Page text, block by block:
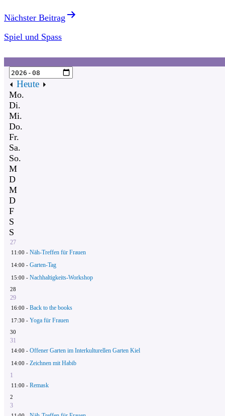
Nächster Beitrag
Spiel und Spass
Heute
Mo.
Di.
Mi.
Do.
Fr.
Sa.
So.
M
D
M
D
F
S
S
27
11:00 - Näh-Treffen für Frauen
14:00 - Garten-Tag
15:00 - Nachhaltigkeits-Workshop
28
29
16:00 - Back to the books
17:30 - Yoga für Frauen
30
31
14:00 - Offener Garten im Interkulturellen Garten Kiel
14:00 - Zeichnen mit Habib
1
11:00 - Remask
2
3